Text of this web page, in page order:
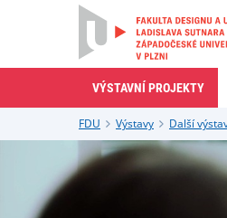
VÝSTAVNÍ PROJEKTY
FDU Výstavy Další